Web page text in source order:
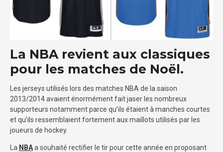
La NBA revient aux classiques
pour les matches de Noël.
Les jerseys utilisés lors des matches NBA de la saison
2013/2014 avaient énormément fait jaser les nombreux
supporteurs notamment parce qu’ils étaient à manches courtes
et qu’ils ressemblaient fortement aux maillots utilisés par les
joueurs de hockey.
La NBAa souhaité rectifier le tir pour cette année en proposant